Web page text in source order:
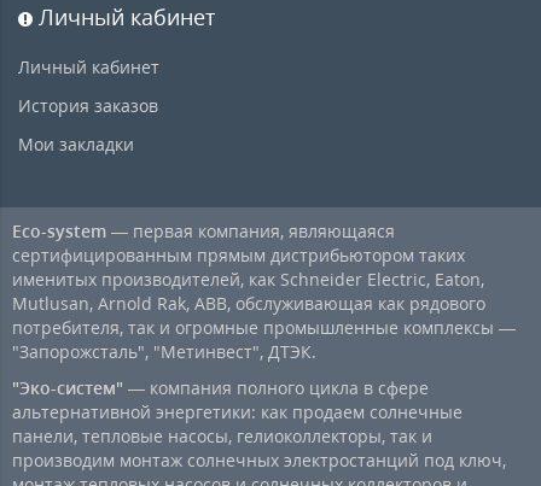
Личный кабинет
Личный кабинет
История заказов
Мои закладки
Eco-system — первая компания, являющаяся
сертифицированным прямым дистрибьютором таких
именитых производителей, как Schneider Electric, Eaton,
Mutlusan, Arnold Rak, ABB, обслуживающая как рядового
потребителя, так и огромные промышленные комплексы —
"Запорожсталь", "Метинвест", ДТЭК.
"Эко-систем" — компания полного цикла в сфере
альтернативной энергетики: как продаем солнечные
панели, тепловые насосы, гелиоколлекторы, так и
производим монтаж солнечных электростанций под ключ,